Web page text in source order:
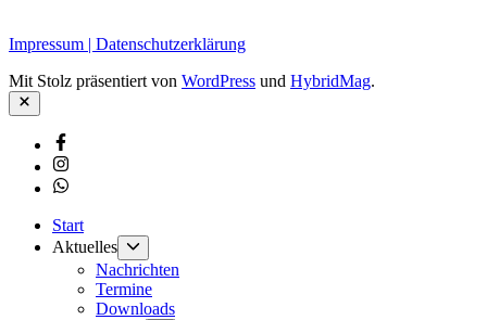
Impressum | Datenschutzerklärung
Mit Stolz präsentiert von WordPress und HybridMag.
Schließen
Facebook
Instagram
Whatsapp
Start
Aktuelles
anzeigen
Nachrichten
Termine
Downloads